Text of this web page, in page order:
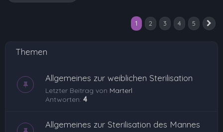
1 2 3 4 5
Themen
Allgemeines zur weiblichen Sterilisation
Letzter Beitrag von Marterl
Antworten: 4
Allgemeines zur Sterilisation des Mannes